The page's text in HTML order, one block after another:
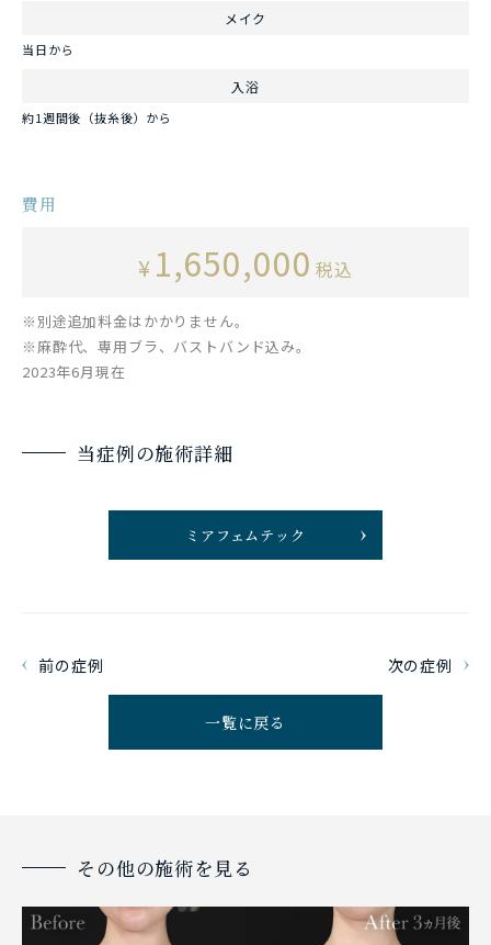
メイク
当日から
入浴
約1週間後（抜糸後）から
費用
¥ 1,650,000 税込
※別途追加料金はかかりません。
※麻酔代、専用ブラ、バストバンド込み。
2023年6月現在
当症例の施術詳細
ミアフェムテック
前の症例 次の症例
一覧に戻る
その他の施術を見る